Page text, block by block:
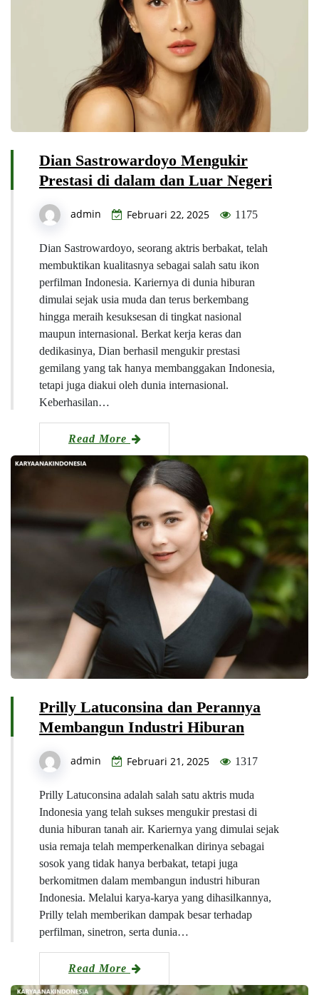
Dian Sastrowardoyo Mengukir
Prestasi di dalam dan Luar Negeri
admin Februari 22, 2025 1175
Dian Sastrowardoyo, seorang aktris berbakat, telah
membuktikan kualitasnya sebagai salah satu ikon
perfilman Indonesia. Kariernya di dunia hiburan
dimulai sejak usia muda dan terus berkembang
hingga meraih kesuksesan di tingkat nasional
maupun internasional. Berkat kerja keras dan
dedikasinya, Dian berhasil mengukir prestasi
gemilang yang tak hanya membanggakan Indonesia,
tetapi juga diakui oleh dunia internasional.
Keberhasilan…
Read More
Prilly Latuconsina dan Perannya
Membangun Industri Hiburan
admin Februari 21, 2025 1317
Prilly Latuconsina adalah salah satu aktris muda
Indonesia yang telah sukses mengukir prestasi di
dunia hiburan tanah air. Kariernya yang dimulai sejak
usia remaja telah memperkenalkan dirinya sebagai
sosok yang tidak hanya berbakat, tetapi juga
berkomitmen dalam membangun industri hiburan
Indonesia. Melalui karya-karya yang dihasilkannya,
Prilly telah memberikan dampak besar terhadap
perfilman, sinetron, serta dunia…
Read More